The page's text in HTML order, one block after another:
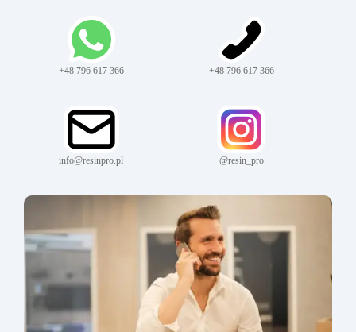
+48 796 617 366 +48 796 617 366
info@resinpro.pl @resin_pro